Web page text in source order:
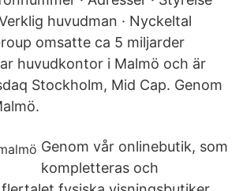
huvudman · Nyckeltal
omsatte ca 5 miljarder
huvudkontor i Malmö och är
Stockholm, Mid Cap. Genom
Genom vår onlinebutik, som
kompletteras och